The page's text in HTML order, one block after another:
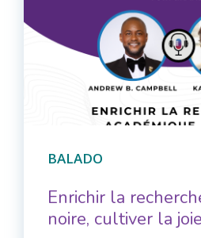
BALADO
Enrichir la
noire, cultiver la